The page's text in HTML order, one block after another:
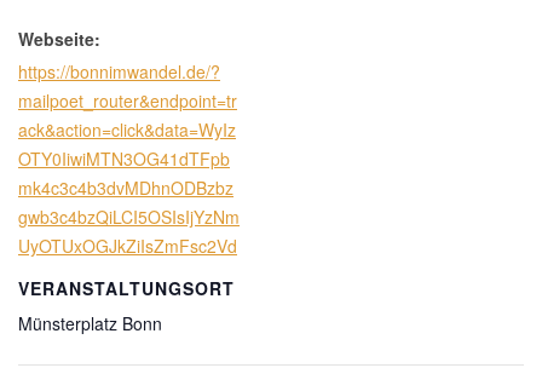
Webseite:
https://bonnimwandel.de/?
mailpoet_router&endpoint=tr
ack&action=click&data=WyIz
OTY0IiwiMTN3OG41dTFpb
mk4c3c4b3dvMDhnODBzbz
gwb3c4bzQiLCI5OSIsIjYzNm
UyOTUxOGJkZiIsZmFsc2Vd
VERANSTALTUNGSORT
Münsterplatz Bonn